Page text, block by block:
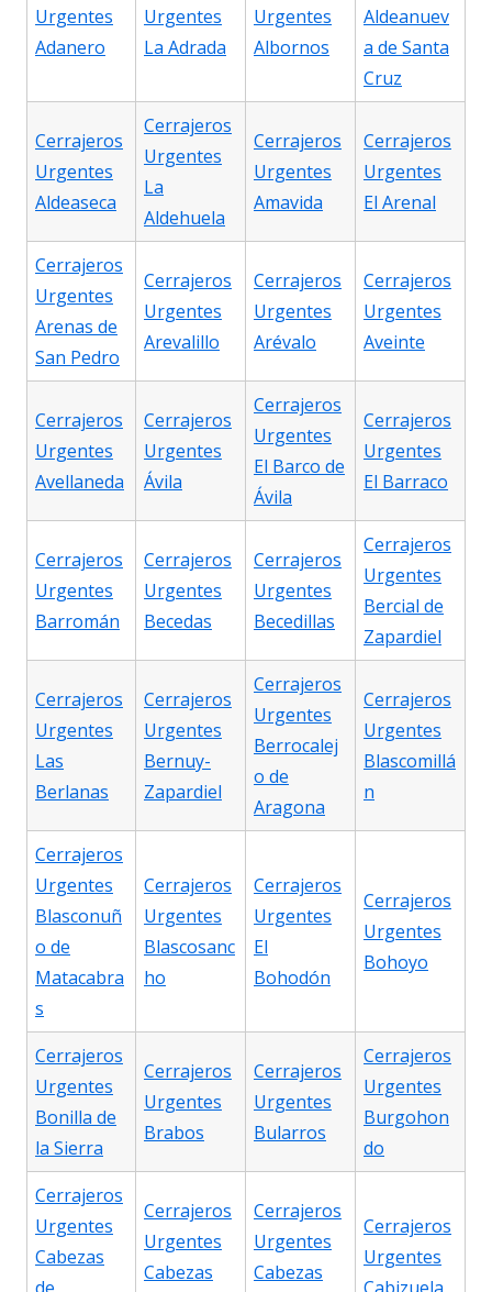
Urgentes
Adanero
Urgentes
La Adrada
Urgentes
Albornos
Aldeanuev
a de Santa
Cruz
Cerrajeros
Urgentes
Aldeaseca
Cerrajeros
Urgentes
La
Aldehuela
Cerrajeros
Urgentes
Amavida
Cerrajeros
Urgentes
El Arenal
Cerrajeros
Urgentes
Arenas de
San Pedro
Cerrajeros
Urgentes
Arevalillo
Cerrajeros
Urgentes
Arévalo
Cerrajeros
Urgentes
Aveinte
Cerrajeros
Urgentes
Avellaneda
Cerrajeros
Urgentes
Ávila
Cerrajeros
Urgentes
El Barco de
Ávila
Cerrajeros
Urgentes
El Barraco
Cerrajeros
Urgentes
Barromán
Cerrajeros
Urgentes
Becedas
Cerrajeros
Urgentes
Becedillas
Cerrajeros
Urgentes
Bercial de
Zapardiel
Cerrajeros
Urgentes
Las
Berlanas
Cerrajeros
Urgentes
Bernuy-
Zapardiel
Cerrajeros
Urgentes
Berrocalej
o de
Aragona
Cerrajeros
Urgentes
Blascomillá
n
Cerrajeros
Urgentes
Blasconuñ
o de
Matacabra
s
Cerrajeros
Urgentes
Blascosanc
ho
Cerrajeros
Urgentes
El
Bohodón
Cerrajeros
Urgentes
Bohoyo
Cerrajeros
Urgentes
Bonilla de
la Sierra
Cerrajeros
Urgentes
Brabos
Cerrajeros
Urgentes
Bularros
Cerrajeros
Urgentes
Burgohon
do
Cerrajeros
Urgentes
Cabezas
Cerrajeros
Urgentes
Cabezas
Cerrajeros
Urgentes
Cabezas
Cerrajeros
Urgentes